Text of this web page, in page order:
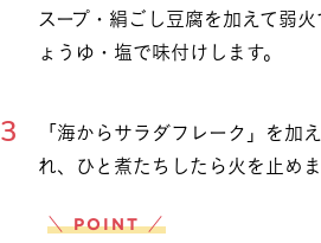
スープ・絹ごし豆腐を加えて弱
ょうゆ・塩で味付けします。
「海からサラダフレーク」を加
れ、ひと煮たちしたら火を止めま
＼ POINT ／